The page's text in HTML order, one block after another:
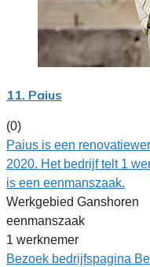
11. Paius
(0)
Paius is een
2020. Het bedrijf telt 1
is een eenmanszaak.
Werkgebied Ganshoren
eenmanszaak
1 werknemer
Bezoek bedrijfspagina